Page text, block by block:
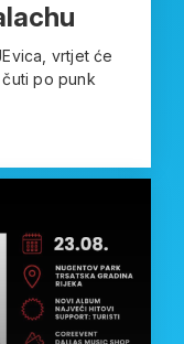
vrtjet će
po punk